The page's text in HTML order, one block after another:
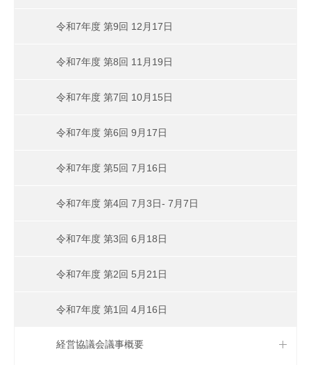
令和7年度 第9回 12月17日
令和7年度 第8回 11月19日
令和7年度 第7回 10月15日
令和7年度 第6回 9月17日
令和7年度 第5回 7月16日
令和7年度 第4回 7月3日- 7月7日
令和7年度 第3回 6月18日
令和7年度 第2回 5月21日
令和7年度 第1回 4月16日
経営協議会議事概要